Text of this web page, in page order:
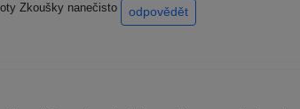
Zkoušky nanečisto
odpovědět